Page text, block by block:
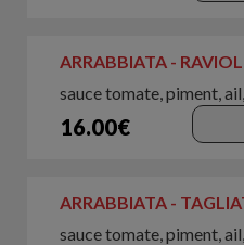
ARRABBIATA -
sauce tomate, piment,
16.00€
ARRABBIATA -
sauce tomate, piment,